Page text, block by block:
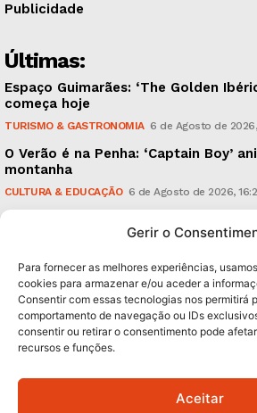
Gerir o
Para fornecer as melhores experiências,
cookies para armazenar e/ou aceder a
Consentir com essas tecnologias nos permitirá
comportamento de navegação ou IDs
consentir ou retirar o consentimento pode
recursos e funções.
Aceitar
Publicidade
Últimas:
Espaço Guimarães: ‘The Golden
começa hoje
TURISMO & GASTRONOMIA 6 de Agosto de
O Verão é na Penha: ‘Captain Boy’
montanha
CULTURA & EDUCAÇÃO 6 de Agosto de 2026,
em causa”, garante Ricardo Araújo
Subscreva Newsletter:
QUERO ADERIR